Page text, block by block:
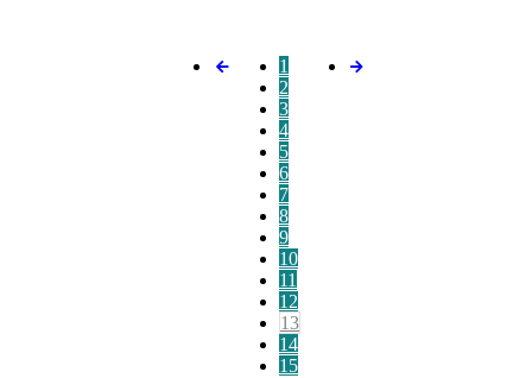
1
2
3
4
5
6
7
8
9
10
11
12
13
14
15